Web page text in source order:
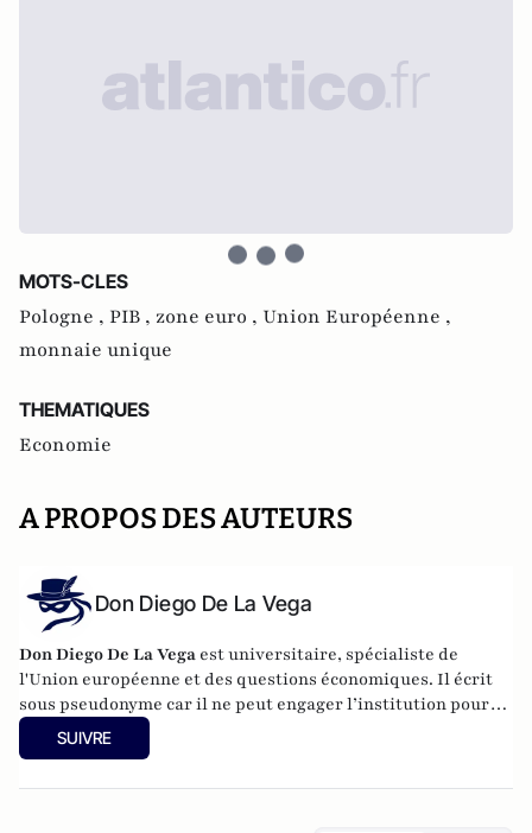
MOTS-CLES
Pologne , PIB , zone euro , Union Européenne ,
monnaie unique
THEMATIQUES
Economie
A PROPOS DES AUTEURS
Don Diego De La Vega
Don Diego De La Vega est universitaire, spécialiste de
l'Union européenne et des questions économiques. Il écrit
sous pseudonyme car il ne peut engager l’institution pour
laquelle il travaille.
SUIVRE